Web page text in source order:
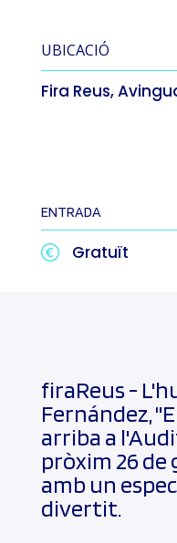
UBICACIÓ
Fira Reus,
ENTRADA
Gratuït
firaReus -
Fernández,
arriba a
pròxim 26 de
amb un
divertit.